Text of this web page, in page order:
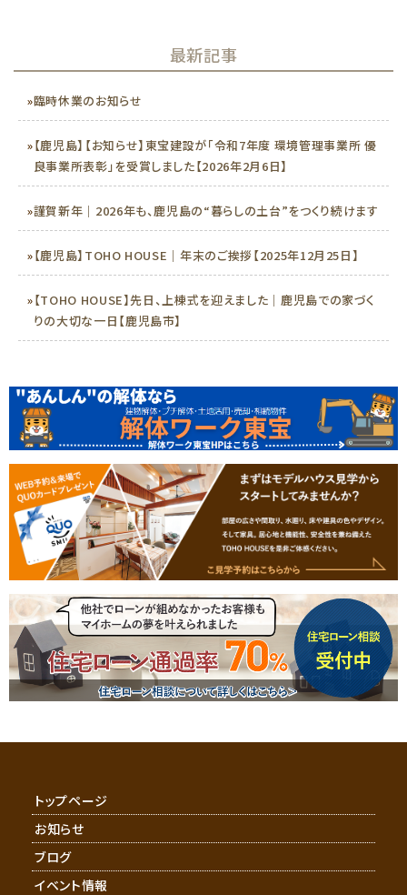
最新記事
»臨時休業のお知らせ
»【鹿児島】【お知らせ】東宝建設が「令和7年度 環境管理事業所 優
良事業所表彰」を受賞しました【2026年2月6日】
»謹賀新年｜2026年も、鹿児島の“暮らしの土台”をつくり続けます
»【鹿児島】TOHO HOUSE｜年末のご挨拶【2025年12月25日】
»【TOHO HOUSE】先日、上棟式を迎えました｜鹿児島での家づく
りの大切な一日【鹿児島市】
トップページ
お知らせ
ブログ
イベント情報